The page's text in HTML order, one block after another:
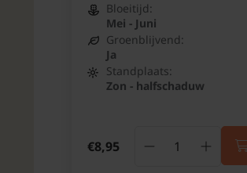
Bloeitijd:
Mei - Juni
Groenblijvend:
Ja
Standplaats:
Zon - halfschaduw
€8,95